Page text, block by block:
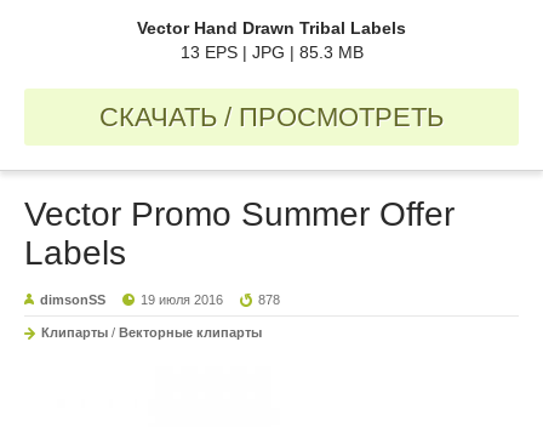
Vector Hand Drawn Tribal Labels
13 EPS | JPG | 85.3 MB
СКАЧАТЬ / ПРОСМОТРЕТЬ
Vector Promo Summer Offer
Labels
dimsonSS 19 июля 2016 878
Клипарты / Векторные клипарты